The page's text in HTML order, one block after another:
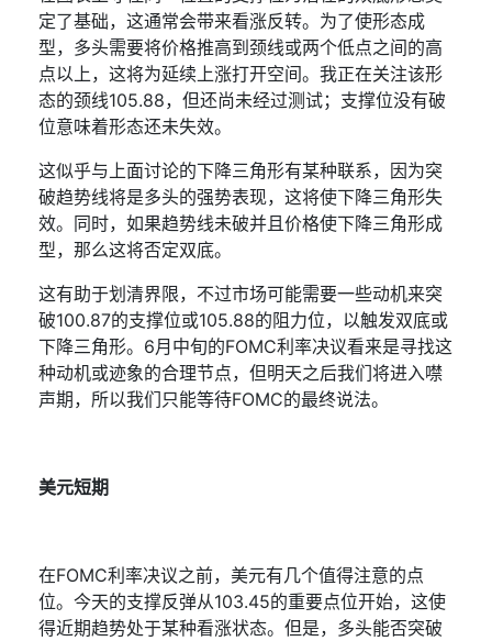
定了基础，这通常会带来看涨反转。为了使形态成
型，多头需要将价格推高到颈线或两个低点之间的高
点以上，这将为延续上涨打开空间。我正在关注该形
态的颈线105.88，但还尚未经过测试；支撑位没有破
位意味着形态还未失效。
这似乎与上面讨论的下降三角形有某种联系，因为突
破趋势线将是多头的强势表现，这将使下降三角形失
效。同时，如果趋势线未破并且价格使下降三角形成
型，那么这将否定双底。
这有助于划清界限，不过市场可能需要一些动机来突
破100.87的支撑位或105.88的阻力位，以触发双底或
下降三角形。 6月中旬的FOMC利率决议看来是寻找这
种动机或迹象的合理节点，但明天之后我们将进入噤
声期，所以我们只能等待FOMC的最终说法。
美元短期
在FOMC利率决议之前，美元有几个值得注意的点
位。今天的支撑反弹从103.45的重要点位开始，这使
得近期趋势处于某种看涨状态。但是，多头能否突破